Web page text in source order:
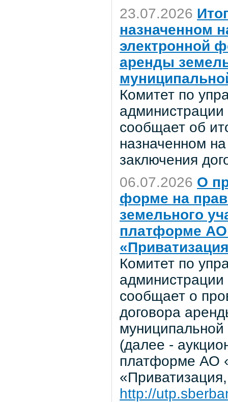
23.07.2026
назначенном
электронной
аренды
Комитет по
администрации
сообщает об
назначенном
заключения
06.07.2026 О
форме на
земельного
платформе АО
Комитет по
администрации
сообщает о
договора
(далее -
платформе АО
http://